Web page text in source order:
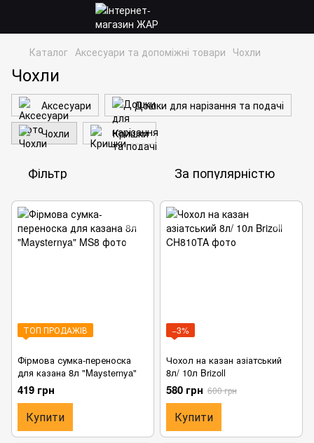
Каталог Аксесуари та допоміжні товари Чохли
Чохли
Аксесуари
Дошки для нарізання та подачі
Чохли
Кришки
Фільтр За популярністю
ТОП ПРОДАЖІВ
Фірмова сумка-переноска
для казана 8л "Maysternya"
419 грн
Купити
−3%
Чохол на казан азіатський
8л/ 10л Brizoll
580 грн 600 грн
Купити